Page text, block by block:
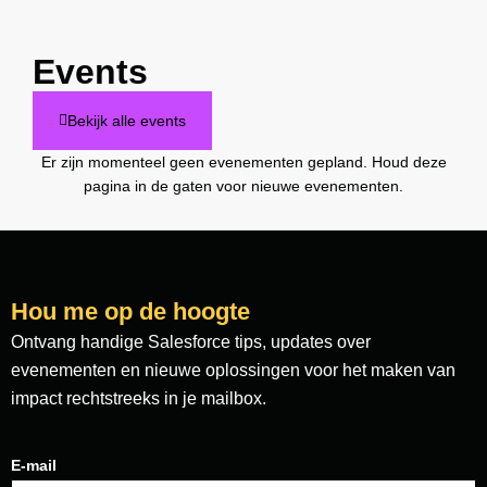
Events
Bekijk alle events
Er zijn momenteel geen evenementen gepland. Houd deze
pagina in de gaten voor nieuwe evenementen.
Hou me op de hoogte
Ontvang handige Salesforce tips, updates over
evenementen en nieuwe oplossingen voor het maken van
impact rechtstreeks in je mailbox.
E-mail